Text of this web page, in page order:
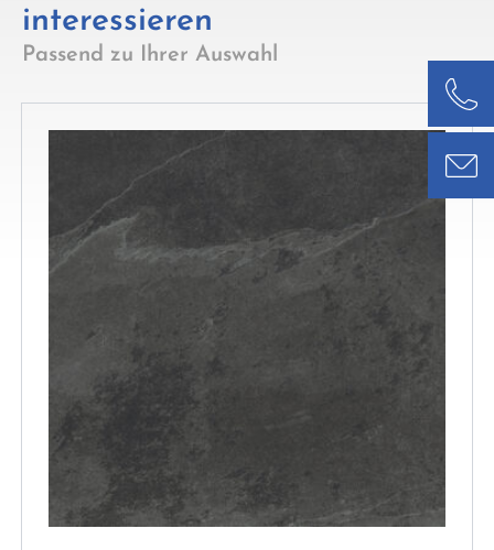
interessieren